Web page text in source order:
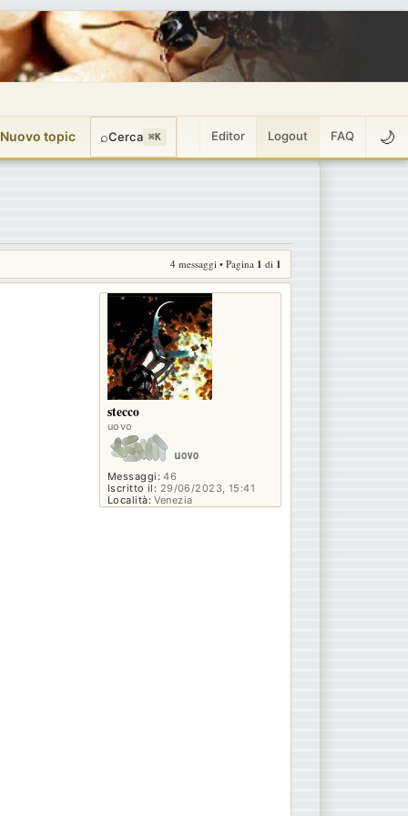
topic ⌕Cerca ⌘K Editor Logout FAQ 🌙
4 messaggi • Pagina 1 di 1
stecco
uovo
Messaggi: 46
Iscritto il: 29/06/2023, 15:41
Località: Venezia